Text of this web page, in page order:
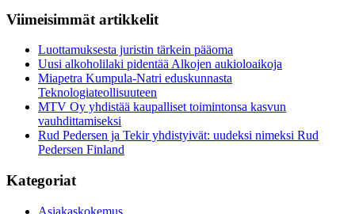
Viimeisimmät artikkelit
Luottamuksesta juristin tärkein pääoma
Uusi alkoholilaki pidentää Alkojen aukioloaikoja
Miapetra Kumpula-Natri eduskunnasta
Teknologiateollisuuteen
MTV Oy yhdistää kaupalliset toimintonsa kasvun
vauhdittamiseksi
Rud Pedersen ja Tekir yhdistyivät: uudeksi nimeksi Rud
Pedersen Finland
Kategoriat
Asiakaskokemus